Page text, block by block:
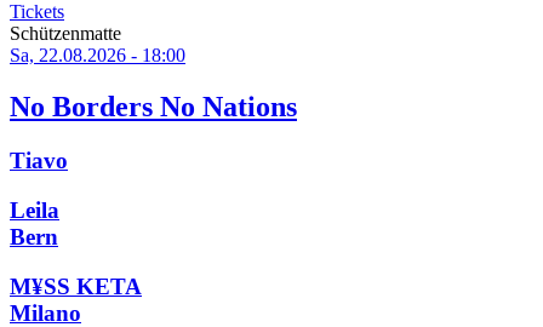
Tickets
Schützenmatte
Sa, 22.08.2026 - 18:00
No Borders No Nations
Tiavo
Leila
Bern
M¥SS KETA
Milano